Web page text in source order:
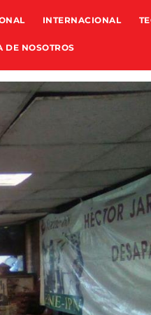
INTERNACIONAL
DE NOSOTROS